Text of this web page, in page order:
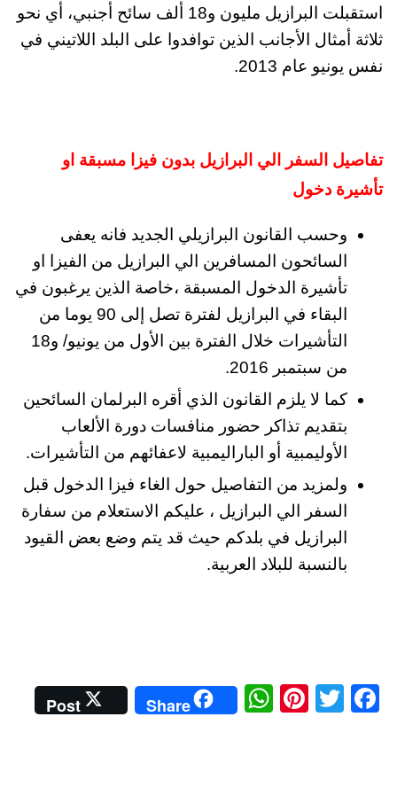
استقبلت البرازيل مليون و18 ألف سائح أجنبي، أي نحو
ثلاثة أمثال الأجانب الذين توافدوا على البلد اللاتيني في
نفس يونيو عام 2013.
تفاصيل السفر الي البرازيل بدون فيزا مسبقة او
تأشيرة دخول
وحسب القانون البرازيلي الجديد فانه يعفى
السائحون المسافرين الي البرازيل من الفيزا او
تأشيرة الدخول المسبقة ،خاصة الذين يرغبون في
البقاء في البرازيل لفترة تصل إلى 90 يوما من
التأشيرات خلال الفترة بين الأول من يونيو/ و18
من سبتمبر 2016.
كما لا يلزم القانون الذي أقره البرلمان السائحين
بتقديم تذاكر حضور منافسات دورة الألعاب
الأوليمبية أو الباراليمبية لاعفائهم من التأشيرات.
ولمزيد من التفاصيل حول الغاء فيزا الدخول قبل
السفر الي البرازيل ، عليكم الاستعلام من سفارة
البرازيل في بلدكم حيث قد يتم وضع بعض القيود
بالنسبة للبلاد العربية.
Fa
T
Pi
W
ha
Share
Post